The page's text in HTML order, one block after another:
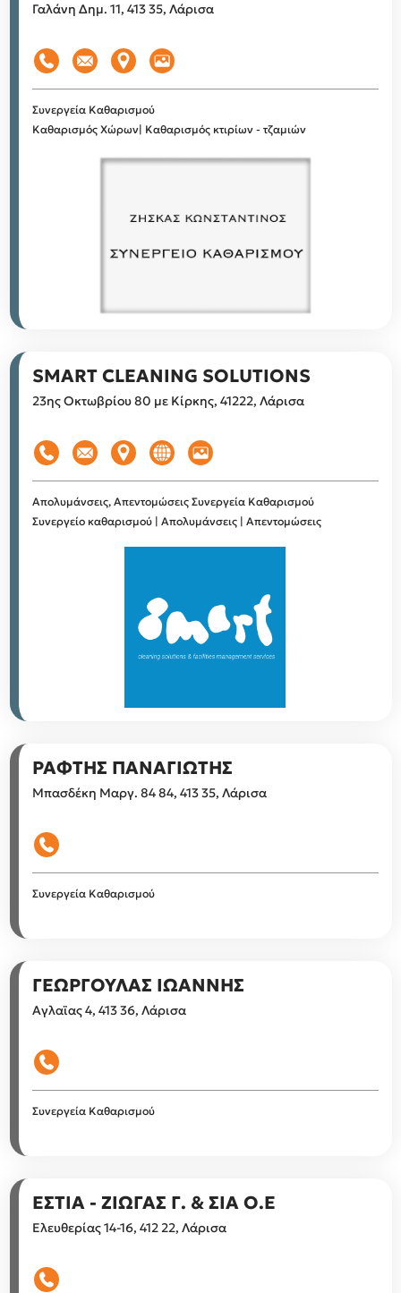
Γαλάνη Δημ. 11, 413 35, Λάρισα
Συνεργεία Καθαρισμού
Καθαρισμός Χώρων| Καθαρισμός κτιρίων - τζαμιών
SMART CLEANING SOLUTIONS
23ης Οκτωβρίου 80 με Κίρκης, 41222, Λάρισα
Απολυμάνσεις, Απεντομώσεις Συνεργεία Καθαρισμού
Συνεργείο καθαρισμού | Απολυμάνσεις | Απεντομώσεις
ΡΑΦΤΗΣ ΠΑΝΑΓΙΩΤΗΣ
Μπασδέκη Μαργ. 84 84, 413 35, Λάρισα
Συνεργεία Καθαρισμού
ΓΕΩΡΓΟΥΛΑΣ ΙΩΑΝΝΗΣ
Αγλαϊας 4, 413 36, Λάρισα
Συνεργεία Καθαρισμού
ΕΣΤΙΑ - ΖΙΩΓΑΣ Γ. & ΣΙΑ Ο.Ε
Ελευθερίας 14-16, 412 22, Λάρισα